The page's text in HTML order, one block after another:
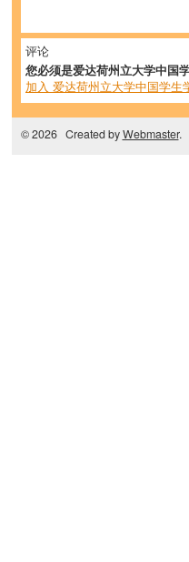
评论
您必须是爱达荷州立大学中国
加入 爱达荷州立大学中国学生
© 2026 Created byWebmaster.